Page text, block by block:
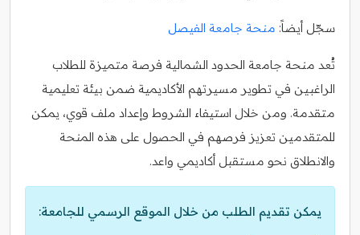
سجّل أيضاً: منحة جامعة الفيصل
تُعد منحة جامعة الحدود الشمالية فرصة متميزة للطلاب
الراغبين في تطوير مسيرتهم الأكاديمية ضمن بيئة تعليمية
متقدمة. ومن خلال استيفاء الشروط وإعداد ملف قوي، يمكن
للمتقدمين تعزيز فرصهم في الحصول على هذه المنحة
والانطلاق نحو مستقبل أكاديمي واعد.
يمكن تقديم الطلب من خلال الموقع الرسمي للجامعة: